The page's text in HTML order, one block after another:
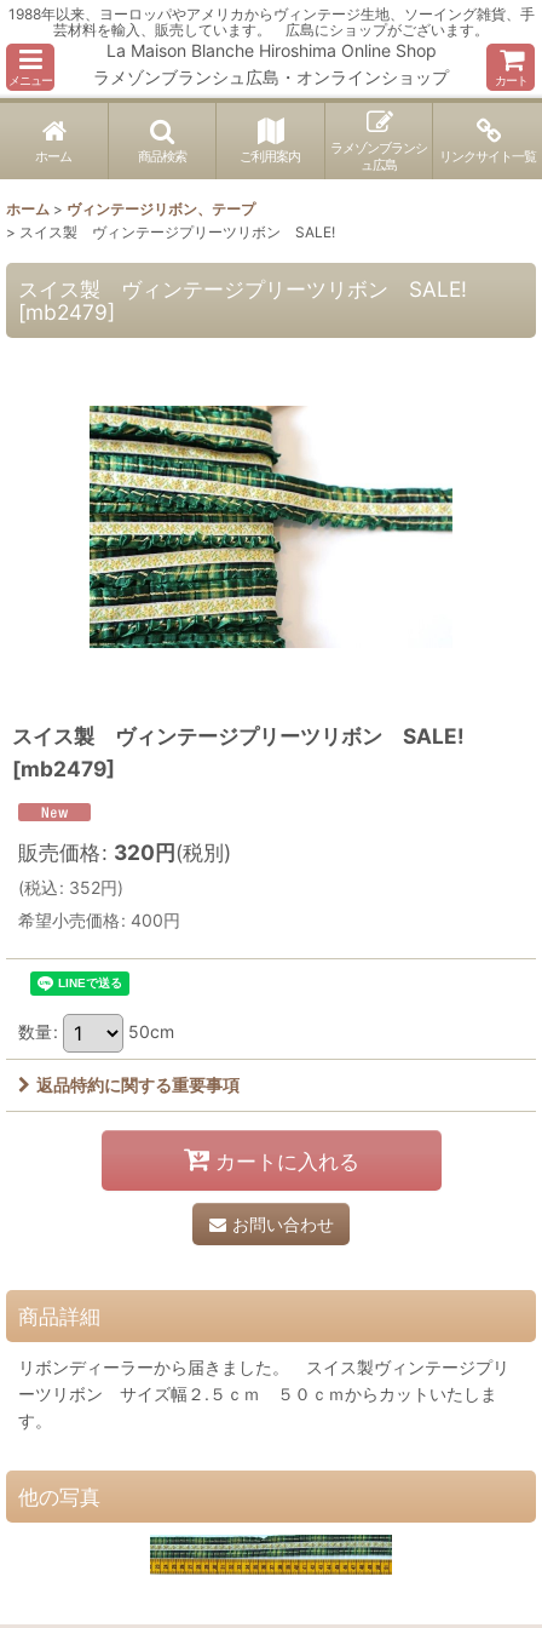
1988年以来、ヨーロッパやアメリカからヴィンテージ生地、ソーイング雑貨、手
芸材料を輸入、販売しています。 広島にショップがございます。
メニュー
La Maison Blanche Hiroshima Online Shop
ラメゾンブランシュ広島・オンラインショップ
カート
ホーム 商品検索 ご利用案内
ラメゾンブランシ
ュ広島
リンクサイト一覧
ホーム > ヴィンテージリボン、テープ
> スイス製 ヴィンテージプリーツリボン SALE!
スイス製 ヴィンテージプリーツリボン SALE!
[mb2479]
スイス製 ヴィンテージプリーツリボン SALE!
[mb2479]
販売価格: 320円(税別)
(税込: 352円)
希望小売価格: 400円
数量: 50cm
返品特約に関する重要事項
カートに入れる
お問い合わせ
商品詳細
リボンディーラーから届きました。 スイス製ヴィンテージプリ
ーツリボン サイズ幅２.５ｃｍ ５０ｃｍからカットいたしま
す。
他の写真